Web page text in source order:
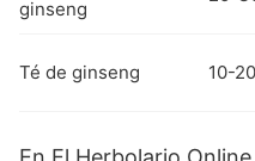
ginseng
Té de ginseng 10-